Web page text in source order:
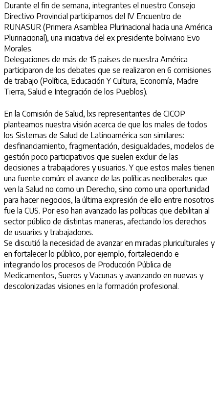
Durante el fin de semana, integrantes el nuestro Consejo
Directivo Provincial participamos del IV Encuentro de
RUNASUR (Primera Asamblea Plurinacional hacia una América
Plurinacional), una iniciativa del ex presidente boliviano Evo
Morales.
Delegaciones de más de 15 países de nuestra América
participaron de los debates que se realizaron en 6 comisiones
de trabajo (Política, Educación Y Cultura, Economía, Madre
Tierra, Salud e Integración de los Pueblos).
En la Comisión de Salud, lxs representantes de CICOP
planteamos nuestra visión acerca de que los males de todos
los Sistemas de Salud de Latinoamérica son similares:
desfinanciamiento, fragmentación, desigualdades, modelos de
gestión poco participativos que suelen excluir de las
decisiones a trabajadores y usuarios. Y que estos males tienen
una fuente común: el avance de las políticas neoliberales que
ven la Salud no como un Derecho, sino como una oportunidad
para hacer negocios, la última expresión de ello entre nosotros
fue la CUS. Por eso han avanzado las políticas que debilitan al
sector público de distintas maneras, afectando los derechos
de usuarixs y trabajadorxs.
Se discutió la necesidad de avanzar en miradas pluriculturales y
en fortalecer lo público, por ejemplo, fortaleciendo e
integrando los procesos de Producción Pública de
Medicamentos, Sueros y Vacunas y avanzando en nuevas y
descolonizadas visiones en la formación profesional.